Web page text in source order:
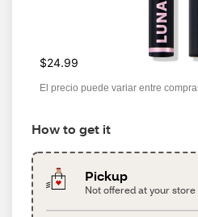
$24.99
El precio puede variar entre
How to get it
Pickup
Not offered at your store